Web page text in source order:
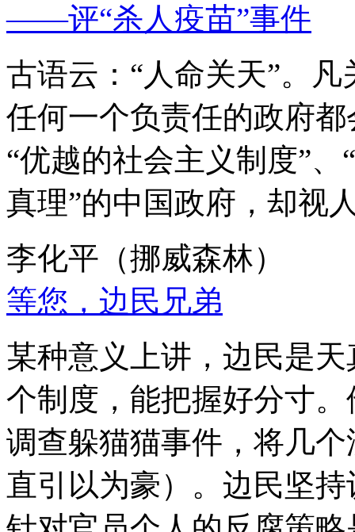
——评“杀人疫苗”事件
古语云：“人命关天”。
任何一个负责任的政府
“优越的社会主义制度”
真理”的中国政府，却视
李化平（挪威森林）
等您，边民兄弟
某种意义上讲，边民是
个制度，能把握好分寸
调查躲猫猫事件，将几
直引以为豪）。边民坚